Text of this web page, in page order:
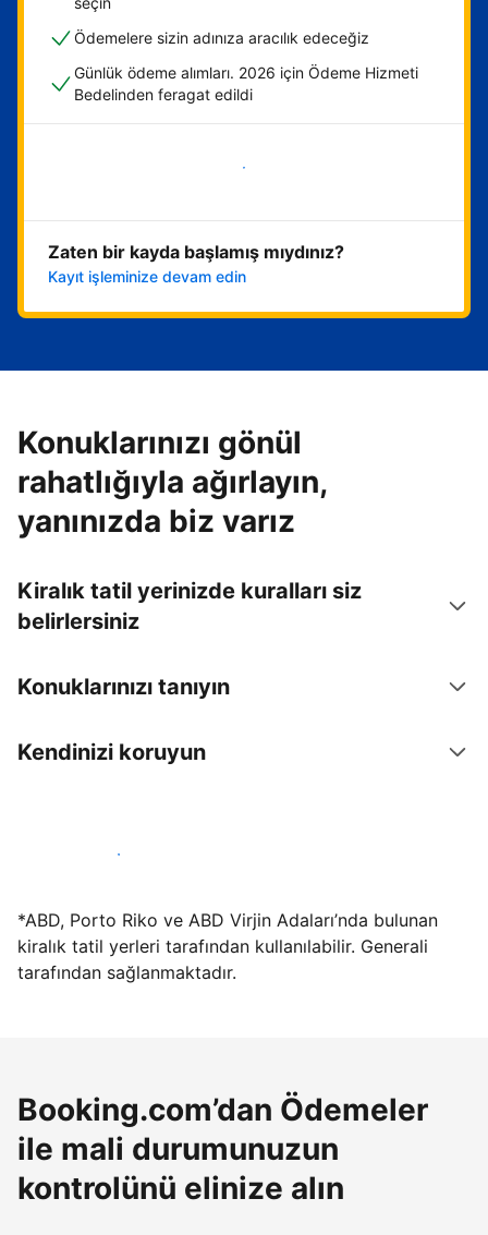
Ödemelere sizin adınıza aracılık edeceğiz
Günlük ödeme alımları. 2026 için Ödeme Hizmeti
Bedelinden feragat edildi
Hemen başla
Zaten bir kayda başlamış mıydınız?
Kayıt işleminize devam edin
Konuklarınızı gönül
rahatlığıyla ağırlayın,
yanınızda biz varız
Kiralık tatil yerinizde kuralları siz
belirlersiniz
Konuklarınızı tanıyın
Kendinizi koruyun
Hemen tesis yayınla
*ABD, Porto Riko ve ABD Virjin Adaları’nda bulunan
kiralık tatil yerleri tarafından kullanılabilir. Generali
tarafından sağlanmaktadır.
Booking.com’dan Ödemeler
ile mali durumunuzun
kontrolünü elinize alın